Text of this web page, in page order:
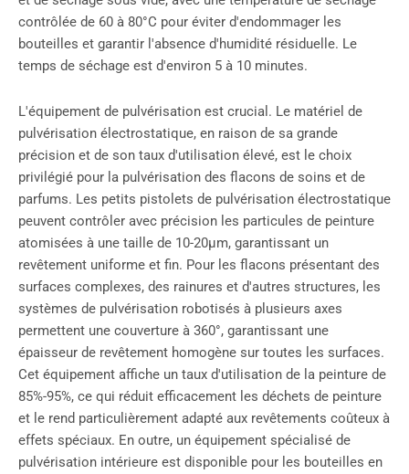
contrôlée de 60 à 80°C pour éviter d'endommager les
bouteilles et garantir l'absence d'humidité résiduelle. Le
temps de séchage est d'environ 5 à 10 minutes.
L'équipement de pulvérisation est crucial. Le matériel de
pulvérisation électrostatique, en raison de sa grande
précision et de son taux d'utilisation élevé, est le choix
privilégié pour la pulvérisation des flacons de soins et de
parfums. Les petits pistolets de pulvérisation électrostatique
peuvent contrôler avec précision les particules de peinture
atomisées à une taille de 10-20μm, garantissant un
revêtement uniforme et fin. Pour les flacons présentant des
surfaces complexes, des rainures et d'autres structures, les
systèmes de pulvérisation robotisés à plusieurs axes
permettent une couverture à 360°, garantissant une
épaisseur de revêtement homogène sur toutes les surfaces.
Cet équipement affiche un taux d'utilisation de la peinture de
85%-95%, ce qui réduit efficacement les déchets de peinture
et le rend particulièrement adapté aux revêtements coûteux à
effets spéciaux. En outre, un équipement spécialisé de
pulvérisation intérieure est disponible pour les bouteilles en